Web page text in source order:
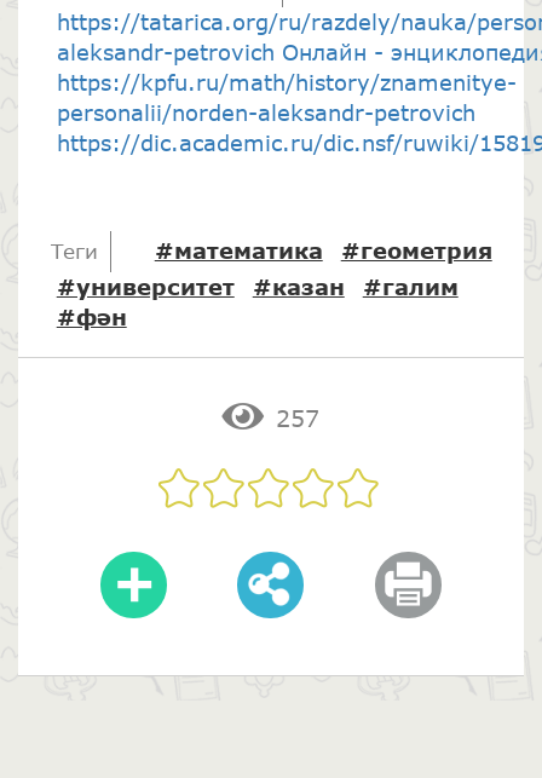
https://tatarica.org/ru/razdely/nauka/
aleksandr-petrovich Онлайн -
https://kpfu.ru/math/history/znamenitye-
personalii/norden-aleksandr-petrovich
https://dic.academic.ru/dic.nsf/ruwiki/
Теги #математика
#геометрия
#университет
#казан
#галим
#фән
257